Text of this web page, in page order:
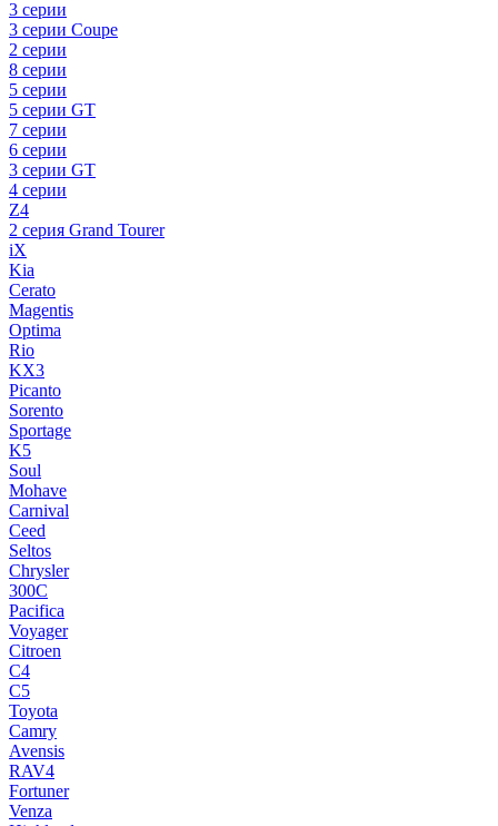
3 серии
3 серии Coupe
2 серии
8 серии
5 серии
5 серии GT
7 серии
6 серии
3 серии GT
4 серии
Z4
2 серия Grand Tourer
iX
Kia
Cerato
Magentis
Optima
Rio
KX3
Picanto
Sorento
Sportage
K5
Soul
Mohave
Carnival
Ceed
Seltos
Chrysler
300C
Pacifica
Voyager
Citroen
C4
C5
Toyota
Camry
Avensis
RAV4
Fortuner
Venza